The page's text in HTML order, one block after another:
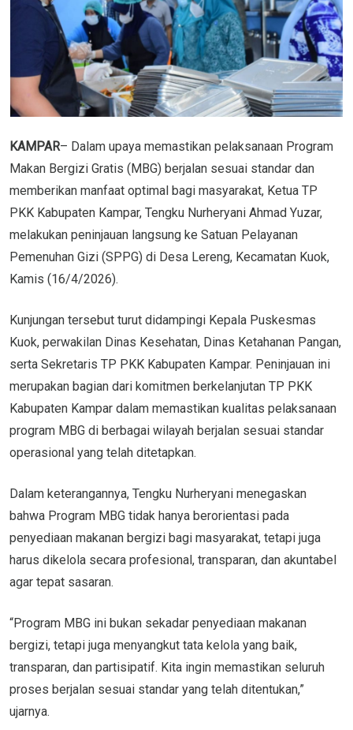
KAMPAR– Dalam upaya memastikan pelaksanaan Program
Makan Bergizi Gratis (MBG) berjalan sesuai standar dan
memberikan manfaat optimal bagi masyarakat, Ketua TP
PKK Kabupaten Kampar, Tengku Nurheryani Ahmad Yuzar,
melakukan peninjauan langsung ke Satuan Pelayanan
Pemenuhan Gizi (SPPG) di Desa Lereng, Kecamatan Kuok,
Kamis (16/4/2026).
Kunjungan tersebut turut didampingi Kepala Puskesmas
Kuok, perwakilan Dinas Kesehatan, Dinas Ketahanan Pangan,
serta Sekretaris TP PKK Kabupaten Kampar. Peninjauan ini
merupakan bagian dari komitmen berkelanjutan TP PKK
Kabupaten Kampar dalam memastikan kualitas pelaksanaan
program MBG di berbagai wilayah berjalan sesuai standar
operasional yang telah ditetapkan.
Dalam keterangannya, Tengku Nurheryani menegaskan
bahwa Program MBG tidak hanya berorientasi pada
penyediaan makanan bergizi bagi masyarakat, tetapi juga
harus dikelola secara profesional, transparan, dan akuntabel
agar tepat sasaran.
“Program MBG ini bukan sekadar penyediaan makanan
bergizi, tetapi juga menyangkut tata kelola yang baik,
transparan, dan partisipatif. Kita ingin memastikan seluruh
proses berjalan sesuai standar yang telah ditentukan,”
ujarnya.